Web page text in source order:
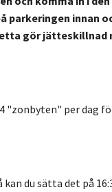
innan
gör
"zonbyten" per dag
du sätta det på